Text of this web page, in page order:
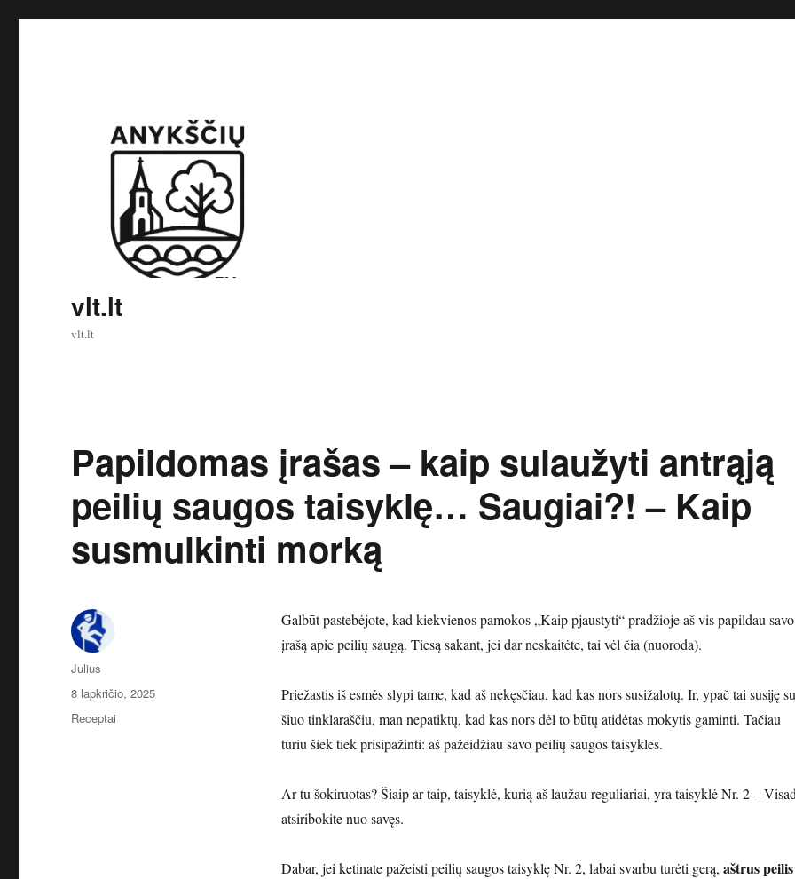
vlt.lt
vlt.lt
Papildomas įrašas – kaip sulaužyti antrąją
peilių saugos taisyklę… Saugiai?! – Kaip
susmulkinti morką
Galbūt pastebėjote, kad kiekvienos pamokos „Kaip pjaustyti“ pradžioje aš vis papildau savo
įrašą apie peilių saugą. Tiesą sakant, jei dar neskaitėte, tai vėl čia (nuoroda).
Priežastis iš esmės slypi tame, kad aš nekęsčiau, kad kas nors susižalotų. Ir, ypač tai susiję su
šiuo tinklaraščiu, man nepatiktų, kad kas nors dėl to būtų atidėtas mokytis gaminti. Tačiau
turiu šiek tiek prisipažinti: aš pažeidžiau savo peilių saugos taisykles.
Ar tu šokiruotas? Šiaip ar taip, taisyklė, kurią aš laužau reguliariai, yra taisyklė Nr. 2 –
atsiribokite nuo savęs.
Dabar, jei ketinate pažeisti peilių saugos taisyklę Nr. 2, labai svarbu turėti gerą, aštrus peilis
Autorius
Julius
Paskelbta
8 lapkričio, 2025
Kategorijos
Receptai